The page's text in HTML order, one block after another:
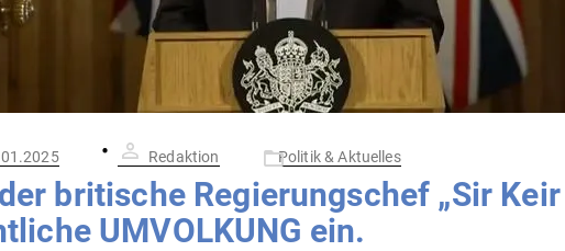
Redaktion Politik & Aktuelles
bri­tische Regie­rungschef „Sir
UMVOLKUNG ein.